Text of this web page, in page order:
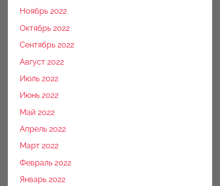
Ноябрь 2022
Октябрь 2022
Сентябрь 2022
Август 2022
Июль 2022
Июнь 2022
Май 2022
Апрель 2022
Март 2022
Февраль 2022
Январь 2022